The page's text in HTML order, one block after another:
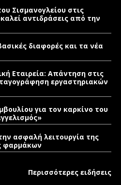
Σισμανογλείου στις
αντιδράσεις από την
διαφορές και τα νέα
Εταιρεία: Απάντηση στις
εργαστηριακών
για τον καρκίνο του
ασφαλή λειτουργία της
φαρμάκων
Περισσότερες ειδήσεις